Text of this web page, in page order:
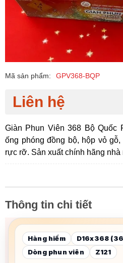
Mã sản phẩm: GPV368-BQP
Liên hệ
Giàn Phun Viên 368 Bộ Quốc
ống phóng đồng bộ, hộp vỏ
rực rỡ. Sản xuất chính hãng nhà
Thông tin chi tiết
Hàng hiếm
D16x368
Dòng phun viên
Z121